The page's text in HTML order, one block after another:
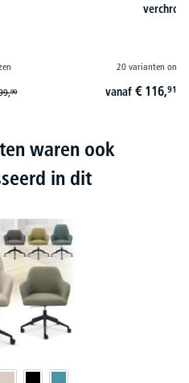
90
20 varianten om
vanaf€ 116,91
waren ook
in dit